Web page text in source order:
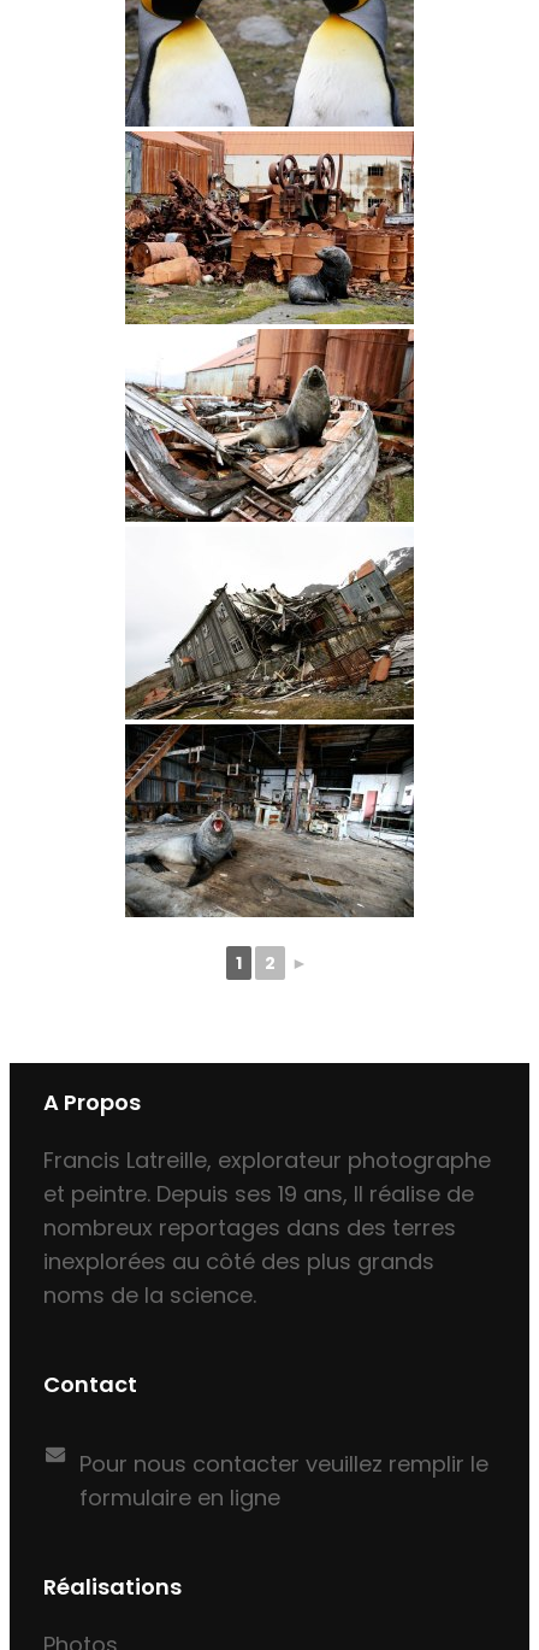
1 2 ►
A Propos
Francis Latreille, explorateur photographe
et peintre. Depuis ses 19 ans, Il réalise de
nombreux reportages dans des terres
inexplorées au côté des plus grands
noms de la science.
Contact
Pour nous contacter veuillez remplir le
formulaire en ligne
Réalisations